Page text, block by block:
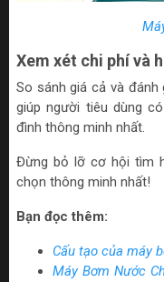
Xem xét chi phí và
So sánh giá cả và
giúp người tiêu dùng
đình thông minh nhất.
Đừng bỏ lỡ cơ hội tìm
chọn thông minh nhất!
Bạn đọc thêm:
Cấu tạo của máy
Máy Bơm Nước